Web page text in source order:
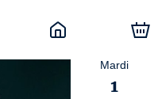
Mardi
1